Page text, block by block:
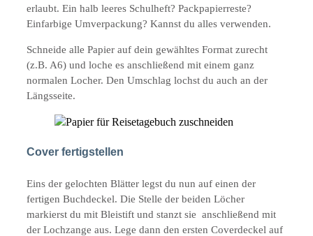
erlaubt. Ein halb leeres Schulheft? Packpapierreste?
Einfarbige Umverpackung? Kannst du alles verwenden.
Schneide alle Papier auf dein gewähltes Format zurecht
(z.B. A6) und loche es anschließend mit einem ganz
normalen Locher. Den Umschlag lochst du auch an der
Längsseite.
Cover fertigstellen
Eins der gelochten Blätter legst du nun auf einen der
fertigen Buchdeckel. Die Stelle der beiden Löcher
markierst du mit Bleistift und stanzt sie anschließend mit
der Lochzange aus. Lege dann den ersten Coverdeckel auf